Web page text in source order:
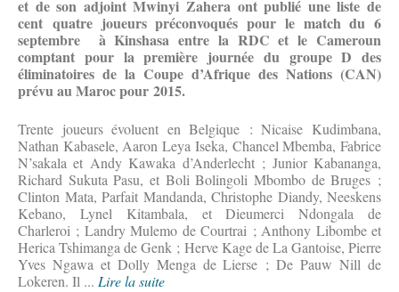
et de son adjoint Mwinyi Zahera ont publié une liste de
cent quatre joueurs préconvoqués pour le match du 6
septembre à Kinshasa entre la RDC et le Cameroun
comptant pour la première journée du groupe D des
éliminatoires de la Coupe d’Afrique des Nations (CAN)
prévu au Maroc pour 2015.
Trente joueurs évoluent en Belgique : Nicaise Kudimbana,
Nathan Kabasele, Aaron Leya Iseka, Chancel Mbemba, Fabrice
N’sakala et Andy Kawaka d’Anderlecht ; Junior Kabananga,
Richard Sukuta Pasu, et Boli Bolingoli Mbombo de Bruges ;
Clinton Mata, Parfait Mandanda, Christophe Diandy, Neeskens
Kebano, Lynel Kitambala, et Dieumerci Ndongala de
Charleroi ; Landry Mulemo de Courtrai ; Anthony Libombe et
Herica Tshimanga de Genk ; Herve Kage de La Gantoise, Pierre
Yves Ngawa et Dolly Menga de Lierse ; De Pauw Nill de
Lokeren. Il ... Lire la suite